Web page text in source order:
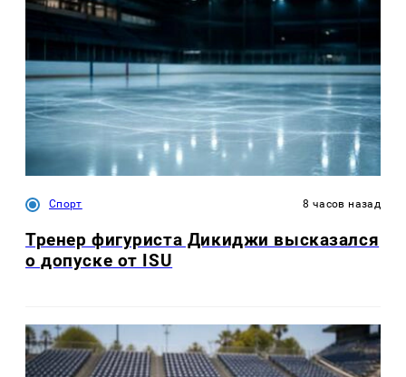
Спорт 8 часов назад
Тренер фигуриста Дикиджи высказался
о допуске от ISU